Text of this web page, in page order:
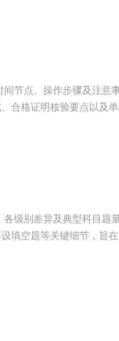
节点、操作步骤及注意
合格证明核验要点以及单
级别差异及典型科目题
填空题等关键细节，旨